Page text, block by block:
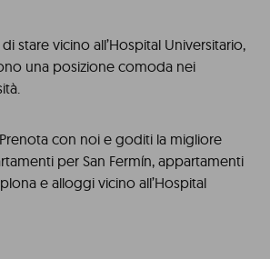
stare vicino all’Hospital Universitario,
una posizione comoda nei
con noi e goditi la migliore
per San Fermín, appartamenti
e alloggi vicino all’Hospital